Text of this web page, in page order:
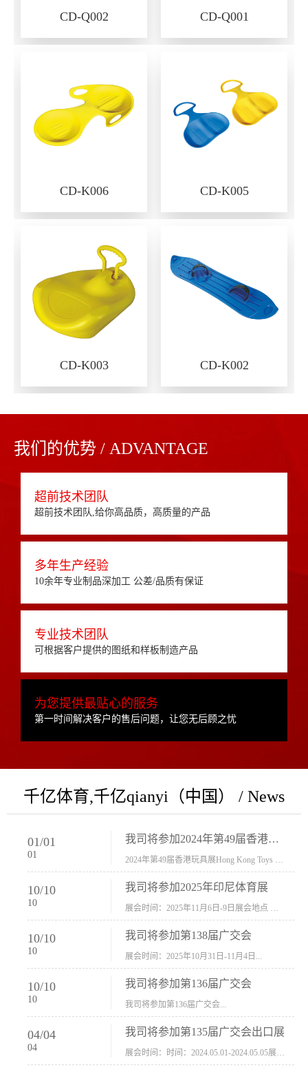
CD-Q002 CD-Q001
CD-K006 CD-K005
CD-K003 CD-K002
我们的优势 / ADVANTAGE
超前技术团队
超前技术团队,给你高品质，高质量的产品
多年生产经验
10余年专业制品深加工 公差/品质有保证
专业技术团队
可根据客户提供的图纸和样板制造产品
为您提供最贴心的服务
第一时间解决客户的售后问题，让您无后顾之忧
千亿体育,千亿qianyi（中国） / News
01/01
01
我司将参加2024年第49届香港玩具展Hong Kong Toys & Games Fair 欢迎新···
10/10
10
我司将参加2025年印尼体育展
10/10
10
我司将参加第138届广交会
展会时间：2025年10月31日-11月4日...
10/10
10
我司将参加第136届广交会
我司将参加第136届广交会...
04/04
04
我司将参加第135届广交会出口展
展会时间：时间：2024.05.01-2024.05.05展会地址：中国进出口商品交易会展馆福建康莱宝公司展位号12.1G37-38、H11-12，浙江康莱宝展位号17.1B23-24、C19-20...